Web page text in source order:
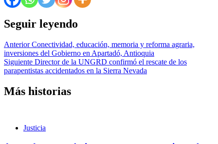
Seguir leyendo
AnteriorConectividad, educación, memoria y reforma agraria,
inversiones del Gobierno en Apartadó, Antioquia
Siguiente Director de la UNGRD confirmó el rescate de los
parapentistas accidentados en la Sierra Nevada
Más historias
Justicia